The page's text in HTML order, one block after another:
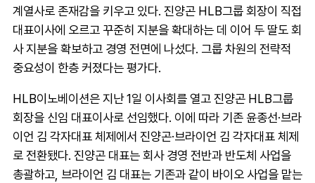
계열사로 존재감을 키우고 있다. 진양곤 HLB그룹 회장이 직접
대표이사에 오르고 꾸준히 지분을 확대하는 데 이어 두 딸도 회
사 지분을 확보하고 경영 전면에 나섰다. 그룹 차원의 전략적
중요성이 한층 커졌다는 평가다.
HLB이노베이션은 지난 1일 이사회를 열고 진양곤 HLB그룹
회장을 신임 대표이사로 선임했다. 이에 따라 기존 윤종선·브라
이언 김 각자대표 체제에서 진양곤·브라이언 김 각자대표 체제
로 전환됐다. 진양곤 대표는 회사 경영 전반과 반도체 사업을
총괄하고, 브라이언 김 대표는 기존과 같이 바이오 사업을 맡는